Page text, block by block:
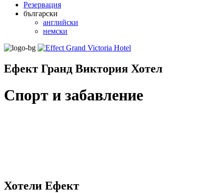
Резервация
български
английски
немски
Ефект Гранд Виктория Хотел
Спорт и забавление
Хотели Ефект